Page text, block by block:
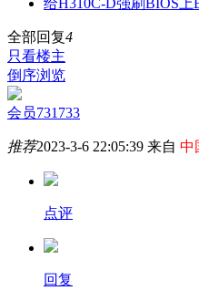
给H310C-D强刷BIOS上
全部回复4
只看楼主
倒序浏览
会员731733
推荐2023-3-6 22:05:39 来自 中
点评
回复